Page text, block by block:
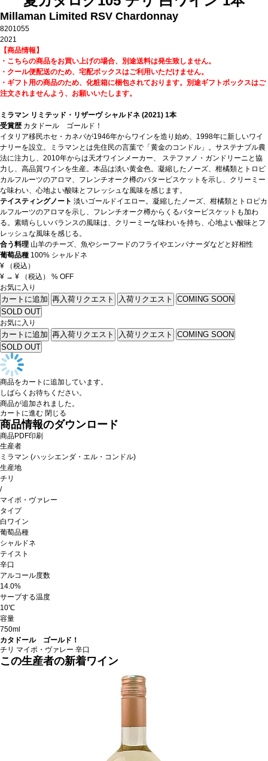
Millaman Limited RSV Chardonnay
8201055
2021
【商品情報】
・こちらの商品をお買い上げの場合、別途送料は発生致しません。
・クール便配送のため、宅配ボックスはご利用いただけません。
・ギフト用の商品のため、化粧箱に梱包されております。別途ギフトボックスはご
注文されませんよう、お願いいたします。
ミラマン リミテッド・リザーヴ シャルドネ (2021) 1本
受賞歴 カタドール ゴールド！
イタリア移民ホセ・カネパが1946年からワインを造り始め、1998年に新しいワイ
ナリーを設立。ミラマンとは先住民の言葉で「黄金のコンドル」。サステナブル農
法に注力し、2010年からは天才ワインメーカー、 ステファノ・ガンドリーニと協
力し、高品質ワインを生産。本品は淡い黄金色。凝縮したノーズ、柑橘類とトロピ
カルフルーツのアロマ、フレンチオーク樽のバタービスケットを示し、クリーミー
な味わい、心地よい酸味とフレッシュな風味を感じます。
テイスティングノート 淡いゴールドイエロー。凝縮したノーズ、柑橘類とトロピカ
ルフルーツのアロマを示し、フレンチオーク樽からくるバタービスケットも加わ
る。素晴らしいバランスの風味は、クリーミーな味わいを持ち、心地よい酸味とフ
レッシュな風味を感じる。
合う料理 山羊のチーズ、魚やシーフードのフライやエンパナーダなどと好相性
葡萄品種 100% シャルドネ
¥
（税込）
¥ → ¥ （税込）
% OFF
お気に入り
カートに追加 再入荷リクエスト 入荷リクエスト
COMING SOON
SOLD OUT
お気に入り
カートに追加 再入荷リクエスト 入荷リクエスト
COMING SOON
SOLD OUT
商品をカートに追加しています。
しばらくお待ちください。
商品が追加されました。
カートに進む 閉じる
商品情報のダウンロード
商品PDF印刷
生産者
ミラマン (ハッシエンダ・エル・コンドル)
生産地
チリ
/
マイポ・ヴァレー
タイプ
白ワイン
葡萄品種
シャルドネ
テイスト
辛口
アルコール度数
14.0%
サーブする温度
10℃
容量
750ml
カタドール ゴールド！
チリ マイポ・ヴァレー 辛口
この生産者の新着ワイン